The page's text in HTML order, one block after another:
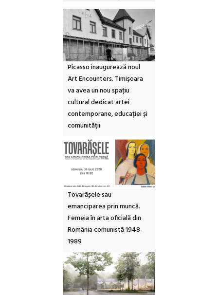
Picasso inaugurează noul
Art Encounters. Timișoara
va avea un nou spațiu
cultural dedicat artei
contemporane, educației și
comunității
Tovarășele sau
emanciparea prin muncă.
Femeia în arta oficială din
România comunistă 1948-
1989